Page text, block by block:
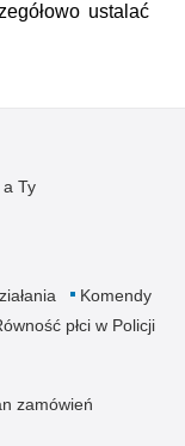
ustalać
a Ty
Komendy
płci w Policji
zamówień